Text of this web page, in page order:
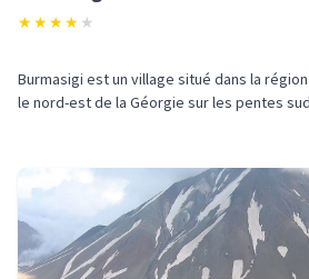
★★★★ ★
Burmasigi est un village situé dans la
le nord-est de la Géorgie sur les pentes